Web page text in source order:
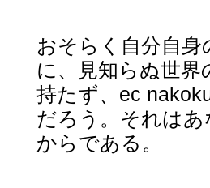
おそらく自分自
に、見知らぬ世
持たず、ec
だろう。それは
からである。